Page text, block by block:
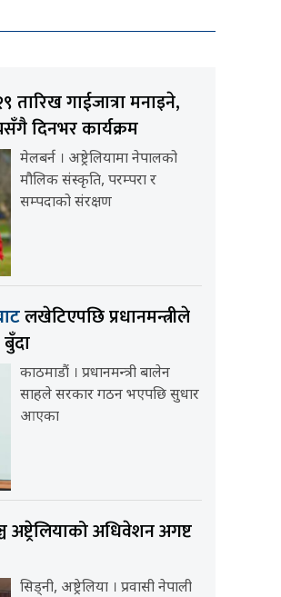
तारिख गाईजात्रा मनाइने,
दिनभर कार्यक्रम
मेलबर्न । अष्ट्रेलियामा नेपालको
मौलिक संस्कृति, परम्परा र
सम्पदाको संरक्षण
लखेटिएपछि प्रधानमन्त्रीले
काठमाडौं । प्रधानमन्त्री बालेन
साहले सरकार गठन भएपछि सुधार
आएका
अष्ट्रेलियाको अधिवेशन अगष्ट
सिड्नी, अष्ट्रेलिया । प्रवासी नेपाली